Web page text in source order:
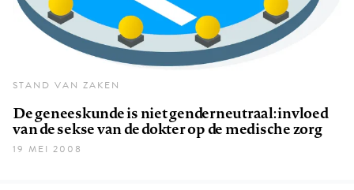
STAND VAN ZAKEN
De geneeskunde is niet genderneutraal: invloed
van de sekse van de dokter op de medische zorg
19 MEI 2008